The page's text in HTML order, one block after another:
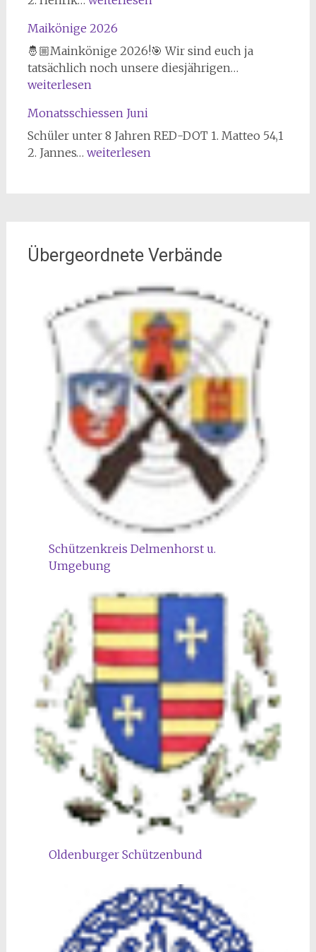
Landesmeisterschaft
im
Sportschießen
2026
Maikönige 2026
🤴🏼Mainkönige 2026!🎯 Wir sind euch ja
tatsächlich noch unsere diesjährigen…
weiterlesen
Monatsschiessen Juni
Schüler unter 8 Jahren RED-DOT 1. Matteo 54,1
2. Jannes… Monatsschiessen
weiterlesen
Übergeordnete Verbände
Schützenkreis Delmenhorst u.
Umgebung
Oldenburger Schützenbund